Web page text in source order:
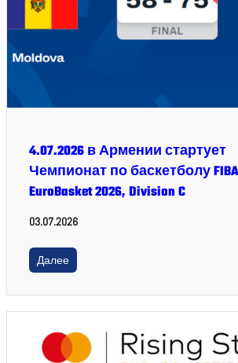
4.07.2026 в Армении стартует
Чемпионат по баскетболу FIBA
EuroBasket 2026, Division C
03.07.2026
Далее